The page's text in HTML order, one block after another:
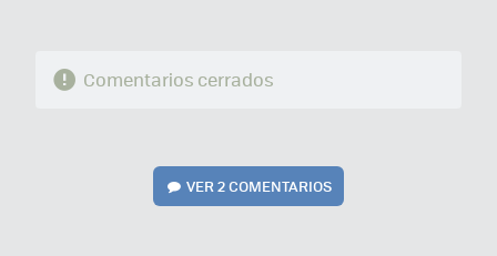
Comentarios cerrados
VER2 COMENTARIOS